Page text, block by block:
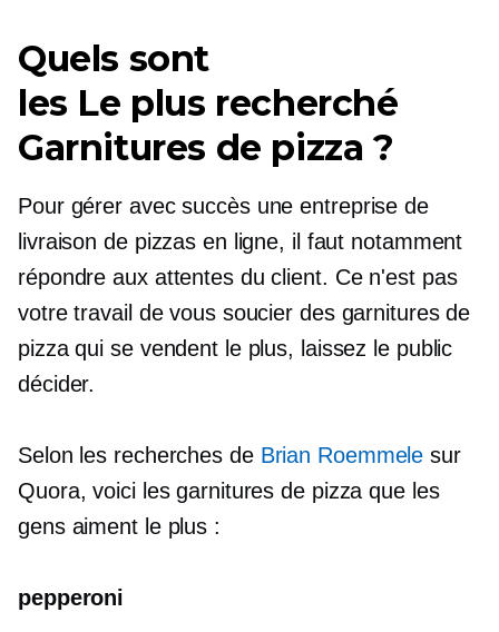
Quels sont
les Le plus recherché
Garnitures de pizza ?
Pour gérer avec succès une entreprise de
livraison de pizzas en ligne, il faut notamment
répondre aux attentes du client. Ce n'est pas
votre travail de vous soucier des garnitures de
pizza qui se vendent le plus, laissez le public
décider.
Selon les recherches de Brian Roemmele sur
Quora, voici les garnitures de pizza que les
gens aiment le plus :
pepperoni